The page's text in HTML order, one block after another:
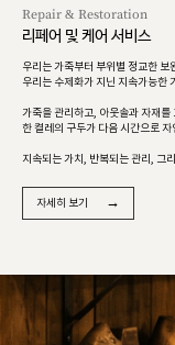
Repair & Restoration
리페어 및 케어 서비스
우리는 가죽부터 부위별 정교한 보
우리는 수제화가 지닌 지속가능한
가죽을 관리하고, 아웃솔과 자재를
한 켤레의 구두가 다음 시간으로
지속되는 가치, 반복되는 관리, 그
자세히 보기 →